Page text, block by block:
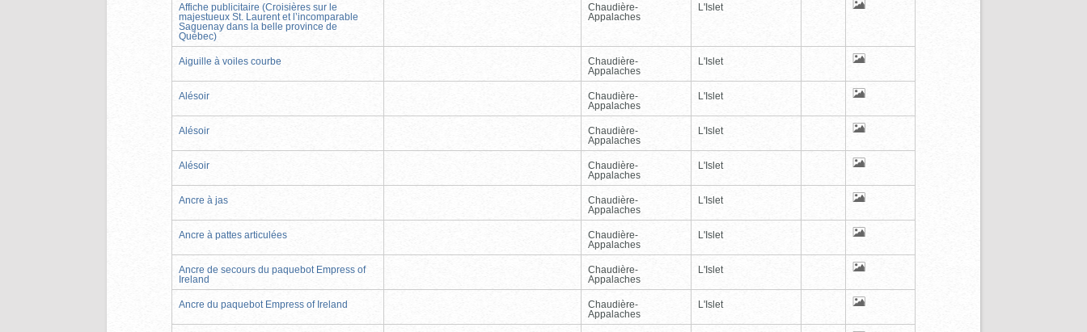
Affiche publicitaire (Croisières sur le
majestueux St. Laurent et l’incomparable
Saguenay dans la belle province de
Québec)
Chaudière-
Appalaches
L'Islet
Aiguille à voiles courbe
Chaudière-
Appalaches
L'Islet
Alésoir
Chaudière-
Appalaches
L'Islet
Alésoir
Chaudière-
Appalaches
L'Islet
Alésoir
Chaudière-
Appalaches
L'Islet
Ancre à jas
Chaudière-
Appalaches
L'Islet
Ancre à pattes articulées
Chaudière-
Appalaches
L'Islet
Ancre de secours du paquebot Empress of
Ireland
Chaudière-
Appalaches
L'Islet
Ancre du paquebot Empress of Ireland
Chaudière-
Appalaches
L'Islet